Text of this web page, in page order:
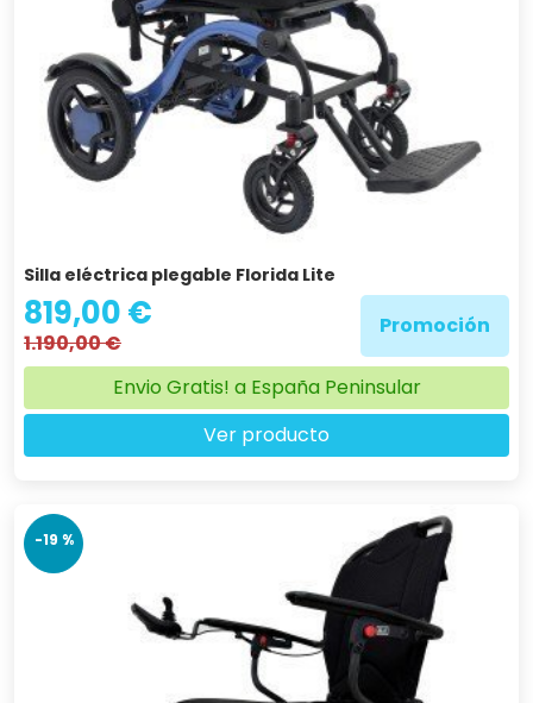
Silla eléctrica plegable Florida Lite
819,00 €
1.190,00 €
Promoción
Envio Gratis! a España Peninsular
Ver producto
-19 %